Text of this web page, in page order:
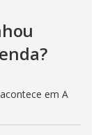
em A